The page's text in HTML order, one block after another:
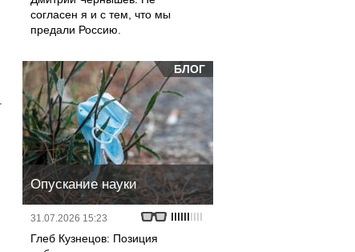
согласен я и с тем, что мы
предали Россию.
БЛОГ
Опускание науки
31.07.2026 15:23
Глеб Кузнецов: Позиция